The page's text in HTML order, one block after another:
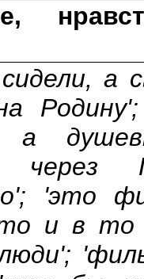
а
а
через
'это
и в